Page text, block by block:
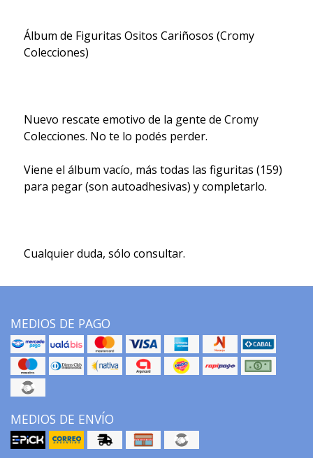
Álbum de Figuritas Ositos Cariñosos (Cromy
Colecciones)
Nuevo rescate emotivo de la gente de Cromy
Colecciones. No te lo podés perder.
Viene el álbum vacío, más todas las figuritas (159)
para pegar (son autoadhesivas) y completarlo.
Cualquier duda, sólo consultar.
MEDIOS DE PAGO
MEDIOS DE ENVÍO